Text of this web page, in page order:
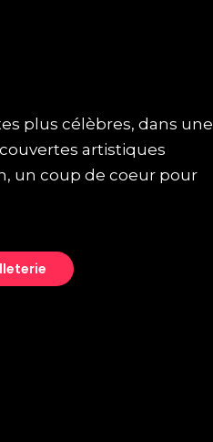
plus célèbres, dans une
artistiques
un coup de coeur pour